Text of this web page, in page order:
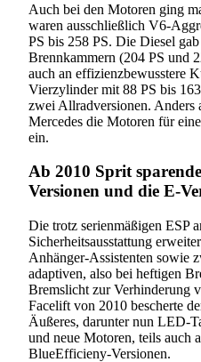
Auch bei den Motoren ging
waren ausschließlich V6-
PS bis 258 PS. Die Diesel
Brennkammern (204 PS und
auch an effizienzbewusstere
Vierzylinder mit 88 PS bis
zwei Allradversionen. Anders
Mercedes die Motoren für
ein.
Ab 2010 Sprit
Versionen und die E-
Die trotz serienmäßigen ESP
Sicherheitsausstattung
Anhänger-Assistenten sowie
adaptiven, also bei heftigen
Bremslicht zur Verhinderung
Facelift von 2010 bescherte
Äußeres, darunter nun LED-
und neue Motoren, teils auch
BlueEfficieny-Versionen.